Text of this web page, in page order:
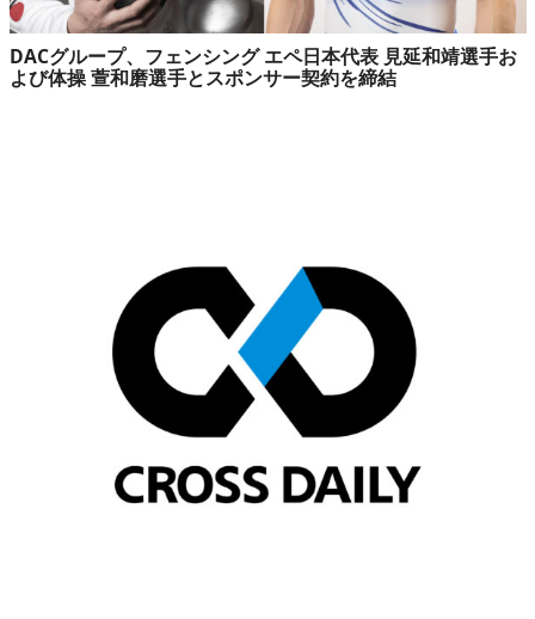
DACグループ、フェンシング エペ日本代表 見延和靖選手お
よび体操 萱和磨選手とスポンサー契約を締結